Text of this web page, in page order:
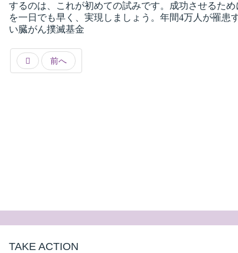
するのは、これが初めての試みです。成功させるた
を一日でも早く、実現しましょう。年間4万人が罹
い臓がん撲滅基金
前へ
TAKE ACTION